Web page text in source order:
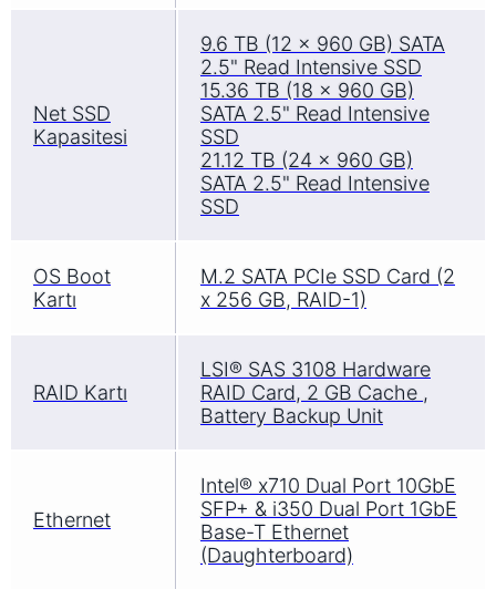
Net SSD
Kapasitesi
9.6 TB (12 x 960 GB) SATA
2.5" Read Intensive SSD
15.36 TB (18 x 960 GB)
SATA 2.5" Read Intensive
SSD
21.12 TB (24 x 960 GB)
SATA 2.5" Read Intensive
SSD
OS Boot
Kartı
M.2 SATA PCIe SSD Card (2
x 256 GB, RAID-1)
RAID Kartı
LSI® SAS 3108 Hardware
RAID Card, 2 GB Cache ,
Battery Backup Unit
Ethernet
Intel® x710 Dual Port 10GbE
SFP+ & i350 Dual Port 1GbE
Base-T Ethernet
(Daughterboard)